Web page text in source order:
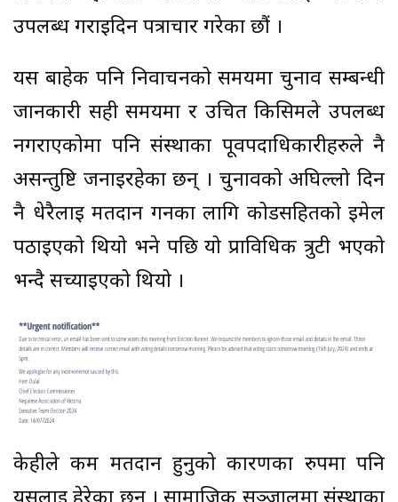
उपलब्ध गराइदिन पत्राचार गरेका छौं ।
यस बाहेक पनि निर्वाचनको समयमा चुनाव सम्बन्धी
जानकारी सही समयमा र उचित किसिमले उपलब्ध
नगराएकोमा पनि संस्थाका पूर्वपदाधिकारीहरुले नै
असन्तुष्टि जनाइरहेका छन् । चुनावको अघिल्लो दिन
नै धेरैलाई मतदान गर्नका लागि कोडसहितको ईमेल
पठाइएको थियो भने पछि यो प्राविधिक त्रुटी भएको
भन्दै सच्याइएको थियो ।
केहीले कम मतदान हुनुको कारणका रुपमा पनि